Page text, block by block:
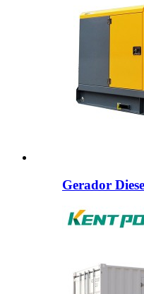
Gerador